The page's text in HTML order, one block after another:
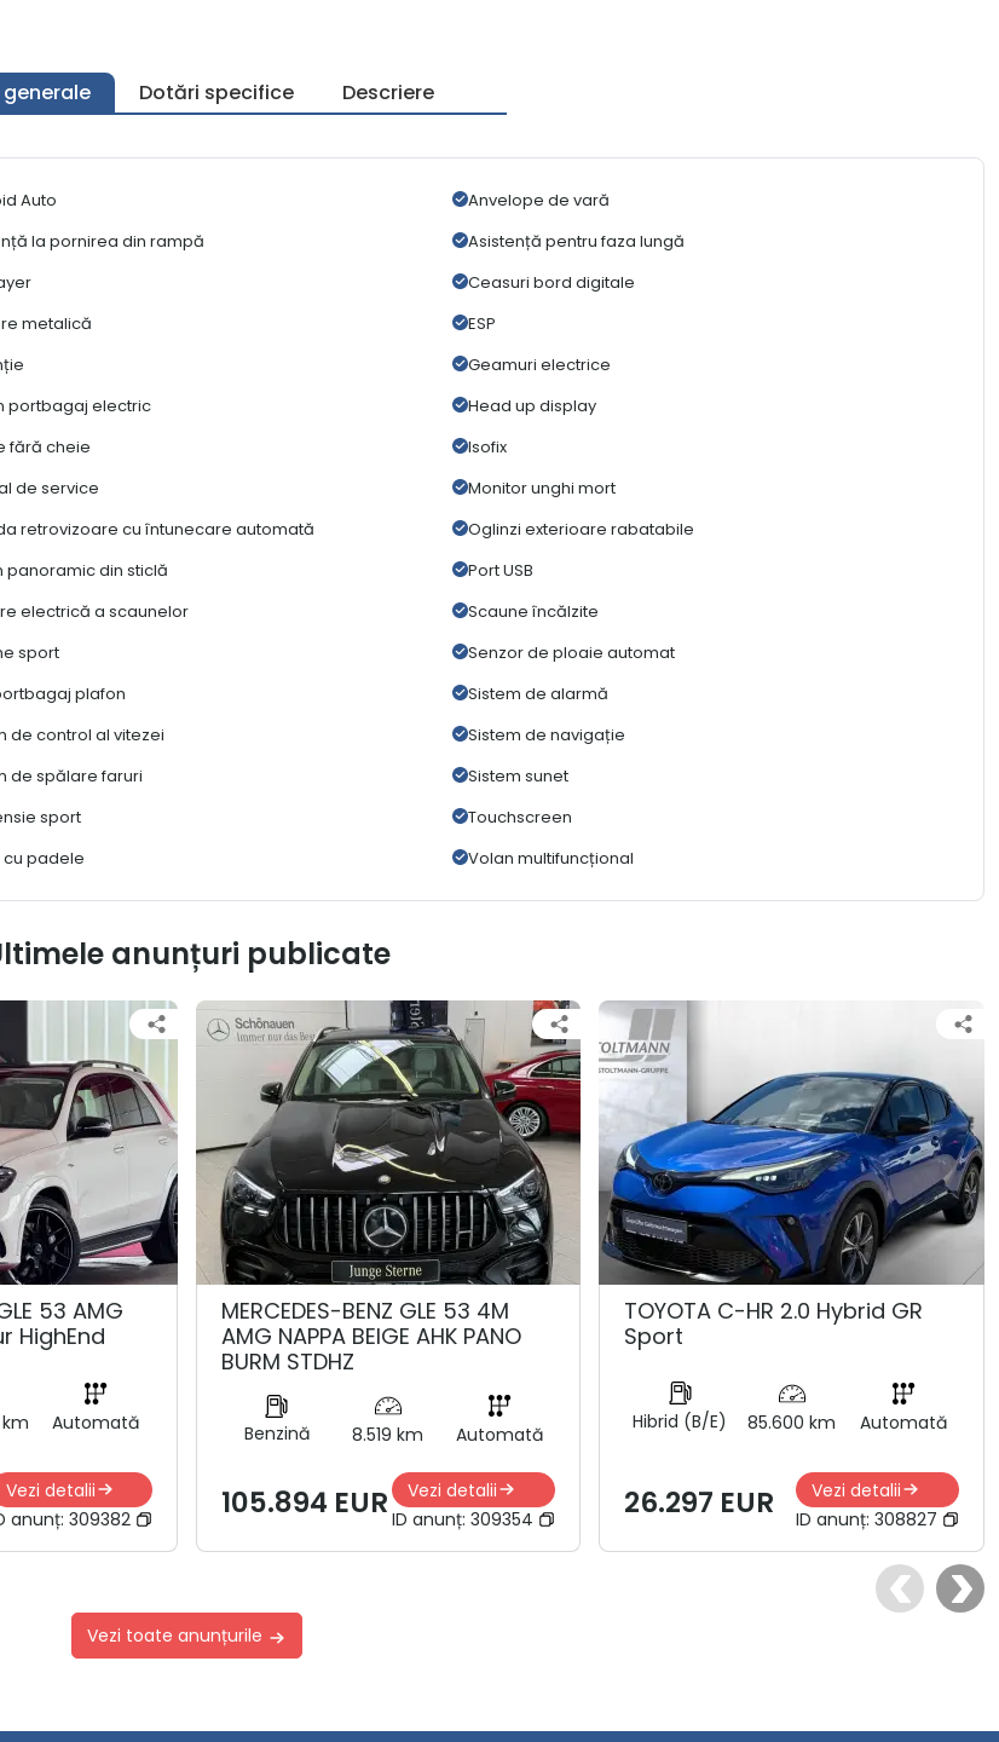
Dotări specifice Descriere
Auto
Anvelope de vară
la pornirea din rampă
Asistență pentru faza lungă
Ceasuri bord digitale
metalică
ESP
Geamuri electrice
portbagaj electric
Head up display
fără cheie
Isofix
de service
Monitor unghi mort
retrovizoare cu întunecare automată
Oglinzi exterioare rabatabile
panoramic din sticlă
Port USB
electrică a scaunelor
Scaune încălzite
sport
Senzor de ploaie automat
plafon
Sistem de alarmă
de control al vitezei
Sistem de navigație
de spălare faruri
Sistem sunet
sport
Touchscreen
cu padele Volan multifuncțional
anunțuri publicate
53 AMG
HighEnd
Automată
Vezi detalii
anunț: 309382
MERCEDES-BENZ GLE 53 4M
AMG NAPPA BEIGE AHK PANO
BURM STDHZ
Benzină 8.519 km Automată
105.894 EUR
Vezi detalii
ID anunț:309354
TOYOTA C-HR 2.0 Hybrid GR
Sport
Hibrid (B/E) 85.600 km Automată
26.297 EUR
Vezi detalii
ID anunț: 308827
Vezi toate anunțurile